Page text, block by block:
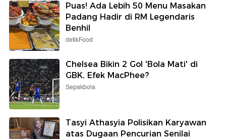
Puas! Ada Lebih 50 Menu Masakan
Padang Hadir di RM Legendaris
Benhil
detikFood
Chelsea Bikin 2 Gol 'Bola Mati' di
GBK, Efek MacPhee?
Sepakbola
Tasyi Athasyia Polisikan Karyawan
atas Dugaan Pencurian Senilai